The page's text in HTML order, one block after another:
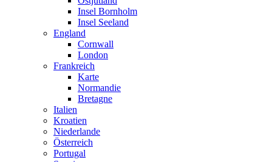
Insel Bornholm
Insel Seeland
England
Cornwall
London
Frankreich
Karte
Normandie
Bretagne
Italien
Kroatien
Niederlande
Österreich
Portugal